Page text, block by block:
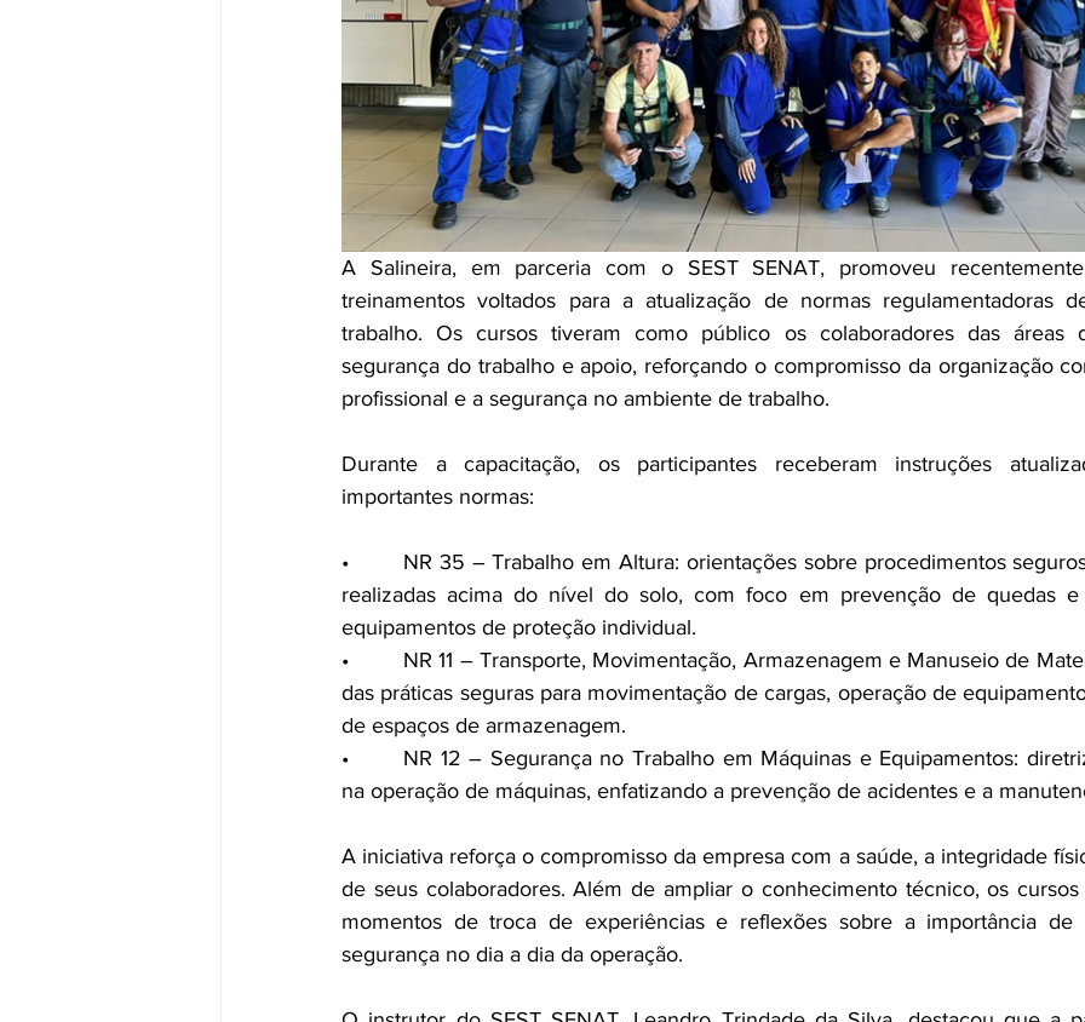
A Salineira, em parceria com o SEST SENAT, promoveu
treinamentos voltados para a atualização de normas regulamentadoras
trabalho. Os cursos tiveram como público os colaboradores das áreas
segurança do trabalho e apoio, reforçando o compromisso da organização
profissional e a segurança no ambiente de trabalho.
Durante a capacitação, os participantes receberam instruções
importantes normas:
•     NR 35 – Trabalho em Altura: orientações sobre procedimentos
realizadas acima do nível do solo, com foco em prevenção de quedas
equipamentos de proteção individual.
•     NR 11 – Transporte, Movimentação, Armazenagem e Manuseio de
das práticas seguras para movimentação de cargas, operação de
de espaços de armazenagem.
•     NR 12 – Segurança no Trabalho em Máquinas e Equipamentos:
na operação de máquinas, enfatizando a prevenção de acidentes e a
A iniciativa reforça o compromisso da empresa com a saúde, a integridade
de seus colaboradores. Além de ampliar o conhecimento técnico, os cursos
momentos de troca de experiências e reflexões sobre a importância de
segurança no dia a dia da operação.